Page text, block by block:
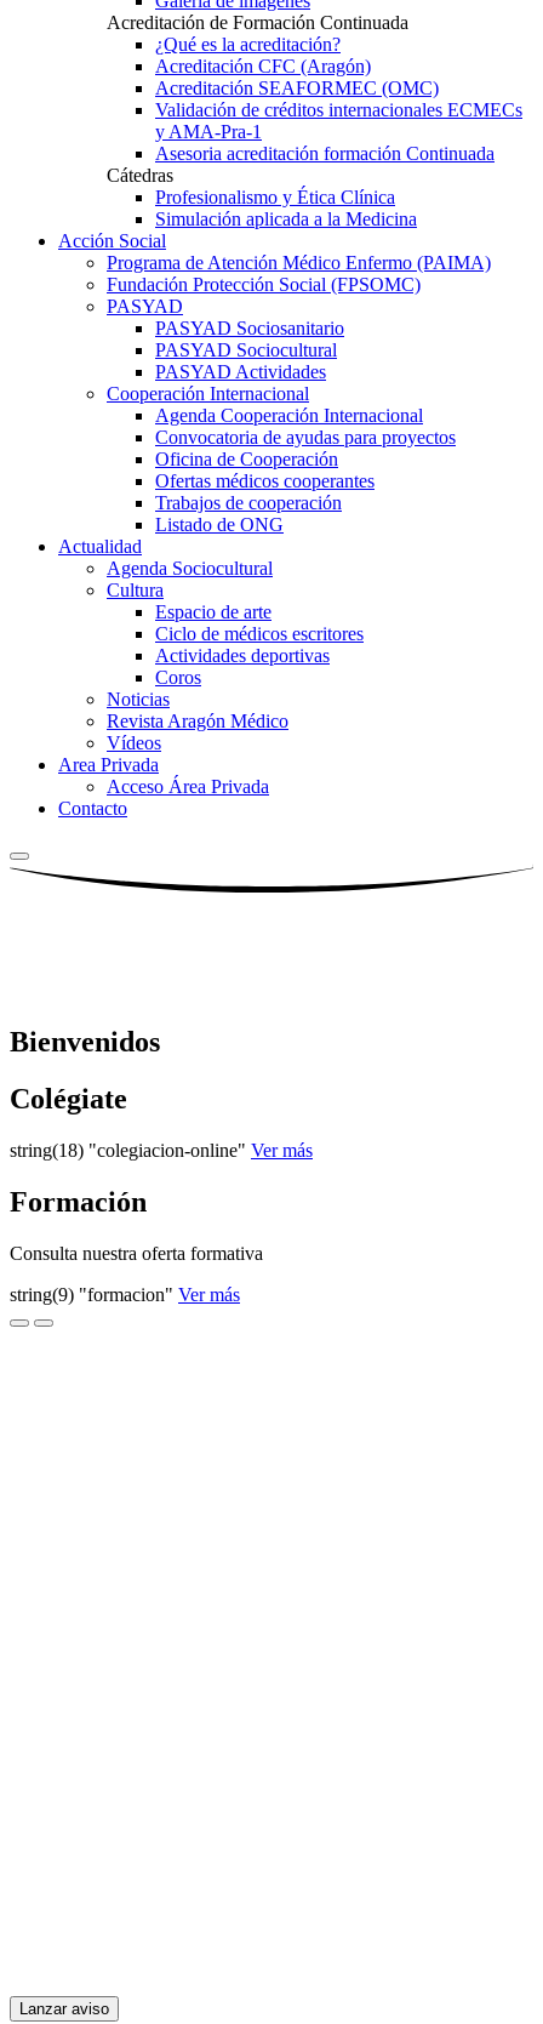
Acreditación de Formación Continuada
¿Qué es la acreditación?
Acreditación CFC (Aragón)
Acreditación SEAFORMEC (OMC)
Validación de créditos internacionales ECMECs
y AMA-Pra-1
Asesoria acreditación formación Continuada
Cátedras
Profesionalismo y Ética Clínica
Simulación aplicada a la Medicina
Acción Social
Programa de Atención Médico Enfermo (PAIMA)
Fundación Protección Social (FPSOMC)
PASYAD
PASYAD Sociosanitario
PASYAD Sociocultural
PASYAD Actividades
Cooperación Internacional
Agenda Cooperación Internacional
Convocatoria de ayudas para proyectos
Oficina de Cooperación
Ofertas médicos cooperantes
Trabajos de cooperación
Listado de ONG
Actualidad
Agenda Sociocultural
Cultura
Espacio de arte
Ciclo de médicos escritores
Actividades deportivas
Coros
Noticias
Revista Aragón Médico
Vídeos
Area Privada
Acceso Área Privada
Contacto
Bienvenidos
Colégiate
string(18) "colegiacion-online" Ver más
Formación
Consulta nuestra oferta formativa
string(9) "formacion" Ver más
Lanzar aviso